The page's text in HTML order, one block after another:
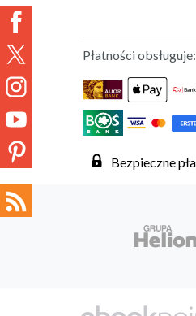
Płatności obsługuje:
Bezpieczne